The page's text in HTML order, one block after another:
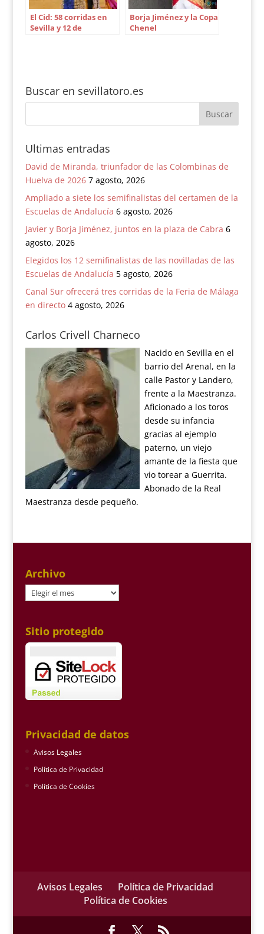
El Cid: 58 corridas en
Sevilla y 12 de
Borja Jiménez y la Copa
Chenel
Buscar en sevillatoro.es
Ultimas entradas
David de Miranda, triunfador de las Colombinas de
Huelva de 2026 7 agosto, 2026
Ampliado a siete los semifinalistas del certamen de la
Escuelas de Andalucía 6 agosto, 2026
Javier y Borja Jiménez, juntos en la plaza de Cabra 6
agosto, 2026
Elegidos los 12 semifinalistas de las novilladas de las
Escuelas de Andalucía 5 agosto, 2026
Canal Sur ofrecerá tres corridas de la Feria de Málaga
en directo 4 agosto, 2026
Carlos Crivell Charneco
Nacido en Sevilla en el
barrio del Arenal, en la
calle Pastor y Landero,
frente a la Maestranza.
Aficionado a los toros
desde su infancia
gracias al ejemplo
paterno, un viejo
amante de la fiesta que
vio torear a Guerrita.
Abonado de la Real
Maestranza desde pequeño.
Archivo
Archivo
Sitio protegido
Privacidad de datos
Avisos Legales
Política de Privacidad
Política de Cookies
Avisos Legales
Política de Privacidad
Política de Cookies